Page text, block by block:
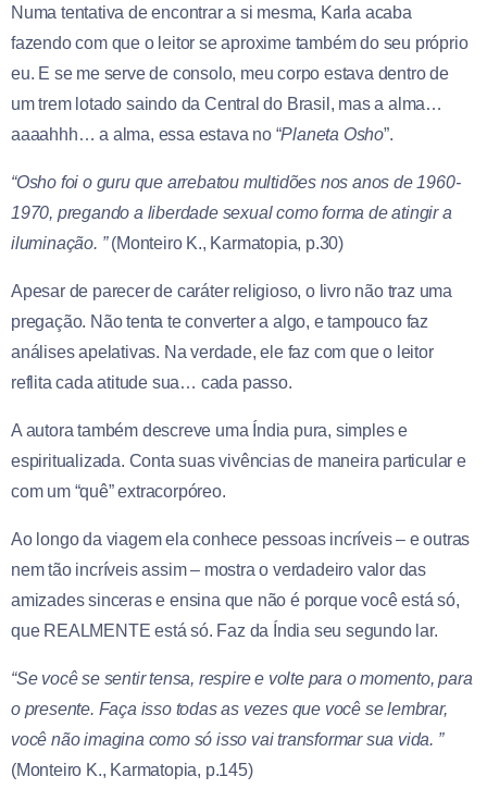
Numa tentativa de encontrar a si mesma, Karla acaba
fazendo com que o leitor se aproxime também do seu próprio
eu. E se me serve de consolo, meu corpo estava dentro de
um trem lotado saindo da Central do Brasil, mas a alma…
aaaahhh… a alma, essa estava no “Planeta Osho”.
“Osho foi o guru que arrebatou multidões nos anos de 1960-
1970, pregando a liberdade sexual como forma de atingir a
iluminação. ”(Monteiro K., Karmatopia, p.30)
Apesar de parecer de caráter religioso, o livro não traz uma
pregação. Não tenta te converter a algo, e tampouco faz
análises apelativas. Na verdade, ele faz com que o leitor
reflita cada atitude sua… cada passo.
A autora também descreve uma Índia pura, simples e
espiritualizada. Conta suas vivências de maneira particular e
com um “quê” extracorpóreo.
Ao longo da viagem ela conhece pessoas incríveis – e outras
nem tão incríveis assim – mostra o verdadeiro valor das
amizades sinceras e ensina que não é porque você está só,
que REALMENTE está só. Faz da Índia seu segundo lar.
“Se você se sentir tensa, respire e volte para o momento, para
o presente. Faça isso todas as vezes que você se lembrar,
você não imagina como só isso vai transformar sua vida. ”
(Monteiro K., Karmatopia, p.145)